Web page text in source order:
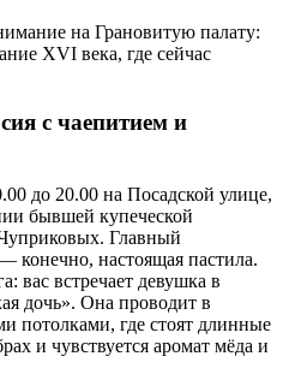
на Грановитую палату:
XVI века, где сейчас
с чаепитием и
до 20.00 на Посадской улице,
бывшей купеческой
Главный
настоящая пастила.
вас встречает девушка в
дочь». Она проводит в
потолками, где стоят длинные
и чувствуется аромат мёда и